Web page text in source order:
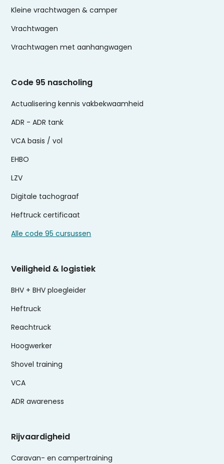
Kleine vrachtwagen & camper
Vrachtwagen
Vrachtwagen met aanhangwagen
Code 95 nascholing
Actualisering kennis vakbekwaamheid
ADR - ADR tank
VCA basis / vol
EHBO
LZV
Digitale tachograaf
Heftruck certificaat
Alle code 95 cursussen
Veiligheid & logistiek
BHV + BHV ploegleider
Heftruck
Reachtruck
Hoogwerker
Shovel training
VCA
ADR awareness
Rijvaardigheid
Caravan- en campertraining